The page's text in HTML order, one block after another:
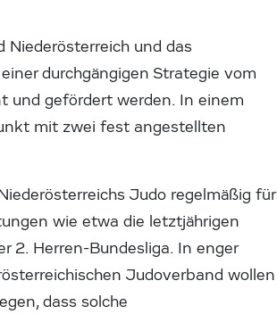
Niederösterreich und das
durchgängigen Strategie vom
und gefördert werden. In einem
mit zwei fest angestellten
Judo regelmäßig für
wie etwa die letztjährigen
2. Herren-Bundesliga. In enger
Judoverband wollen
dass solche